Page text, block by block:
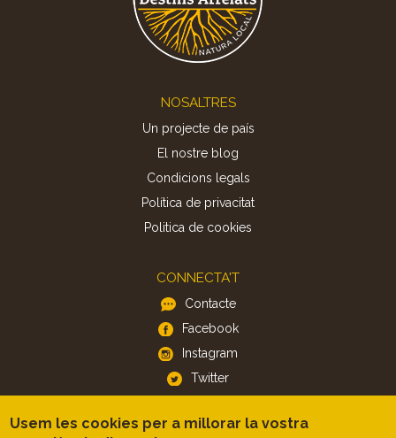
NOSALTRES
Un projecte de país
El nostre blog
Condicions legals
Política de privacitat
Politica de cookies
CONNECTA'T
Contacte
Facebook
Instagram
Twitter
APP
Usem les cookies per a millorar la vostra